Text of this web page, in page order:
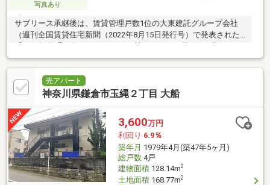
写真あり
サブリース承継後は、賃貸管理戸数1位の大東建託グループ会社
（週刊全国賃貸住宅新聞（2022年8月15日発行号）で発表された
管理を行い、
売アパート
神奈川県鎌倉市玉縄２丁目 大船
3,600万円
利回り 6.9％
築年月 1979年4月(築47年5ヶ月)
総戸数4戸
建物面積128.14m2
土地面積168.77m2